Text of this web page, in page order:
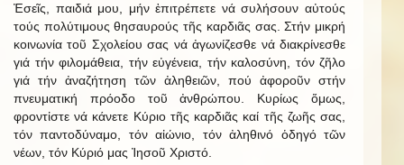
Ἐσεῖς, παιδιά μου, μήν ἐπιτρέπετε νά συλήσουν αὐτούς
τούς πολύτιμους θησαυρούς τῆς καρδιᾶς σας. Στήν μικρή
κοινωνία τοῦ Σχολείου σας νά ἀγωνίζεσθε νά διακρίνεσθε
γιά τήν φιλομάθεια, τήν εὐγένεια, τήν καλοσύνη, τόν ζῆλο
γιά τήν ἀναζήτηση τῶν ἀληθειῶν, πού ἀφοροῦν στήν
πνευματική πρόοδο τοῦ ἀνθρώπου. Κυρίως ὅμως,
φροντἰστε νά κάνετε Κύριο τῆς καρδιᾶς καί τῆς ζωῆς σας,
τόν παντοδύναμο, τόν αἰώνιο, τόν ἀληθινό ὁδηγό τῶν
νέων, τόν Κύριό μας Ἰησοῦ Χριστό.